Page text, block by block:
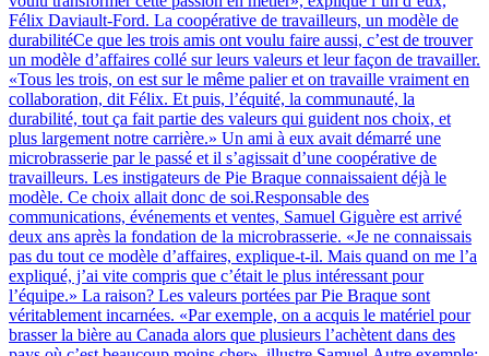
Félix Daviault-Ford. La coopérative de travailleurs, un modèle de
durabilitéCe que les trois amis ont voulu faire aussi, c’est de trouver
un modèle d’affaires collé sur leurs valeurs et leur façon de travailler.
«Tous les trois, on est sur le même palier et on travaille vraiment en
collaboration, dit Félix. Et puis, l’équité, la communauté, la
durabilité, tout ça fait partie des valeurs qui guident nos choix, et
plus largement notre carrière.» Un ami à eux avait démarré une
microbrasserie par le passé et il s’agissait d’une coopérative de
travailleurs. Les instigateurs de Pie Braque connaissaient déjà le
modèle. Ce choix allait donc de soi.Responsable des
communications, événements et ventes, Samuel Giguère est arrivé
deux ans après la fondation de la microbrasserie. «Je ne connaissais
pas du tout ce modèle d’affaires, explique-t-il. Mais quand on me l’a
expliqué, j’ai vite compris que c’était le plus intéressant pour
l’équipe.» La raison? Les valeurs portées par Pie Braque sont
véritablement incarnées. «Par exemple, on a acquis le matériel pour
brasser la bière au Canada alors que plusieurs l’achètent dans des